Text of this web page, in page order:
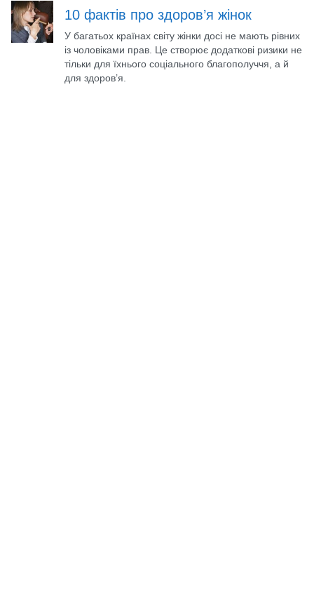
10 фактів про здоров’я жінок
У багатьох країнах світу жінки досі не мають рівних
із чоловіками прав. Це створює додаткові ризики не
тільки для їхнього соціального благополуччя, а й
для здоров’я.